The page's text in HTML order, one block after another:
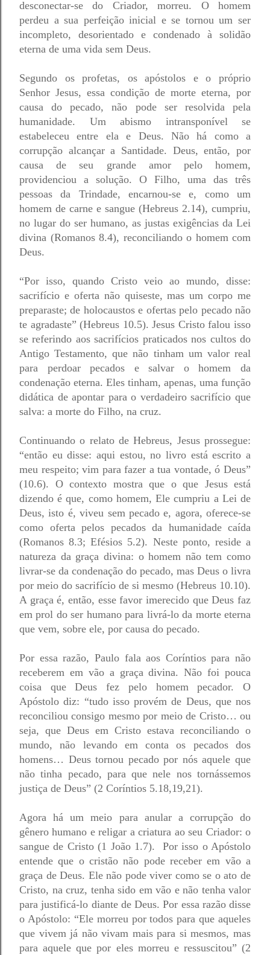
desconectar-se do Criador, morreu. O homem
perdeu a sua perfeição inicial e se tornou um ser
incompleto, desorientado e condenado à solidão
eterna de uma vida sem Deus.
Segundo os profetas, os apóstolos e o próprio
Senhor Jesus, essa condição de morte eterna, por
causa do pecado, não pode ser resolvida pela
humanidade. Um abismo intransponível se
estabeleceu entre ela e Deus. Não há como a
corrupção alcançar a Santidade. Deus, então, por
causa de seu grande amor pelo homem,
providenciou a solução. O Filho, uma das três
pessoas da Trindade, encarnou-se e, como um
homem de carne e sangue (Hebreus 2.14), cumpriu,
no lugar do ser humano, as justas exigências da Lei
divina (Romanos 8.4), reconciliando o homem com
Deus.
“Por isso, quando Cristo veio ao mundo, disse:
sacrifício e oferta não quiseste, mas um corpo me
preparaste; de holocaustos e ofertas pelo pecado não
te agradaste” (Hebreus 10.5). Jesus Cristo falou isso
se referindo aos sacrifícios praticados nos cultos do
Antigo Testamento, que não tinham um valor real
para perdoar pecados e salvar o homem da
condenação eterna. Eles tinham, apenas, uma função
didática de apontar para o verdadeiro sacrifício que
salva: a morte do Filho, na cruz.
Continuando o relato de Hebreus, Jesus prossegue:
“então eu disse: aqui estou, no livro está escrito a
meu respeito; vim para fazer a tua vontade, ó Deus”
(10.6). O contexto mostra que o que Jesus está
dizendo é que, como homem, Ele cumpriu a Lei de
Deus, isto é, viveu sem pecado e, agora, oferece-se
como oferta pelos pecados da humanidade caída
(Romanos 8.3; Efésios 5.2). Neste ponto, reside a
natureza da graça divina: o homem não tem como
livrar-se da condenação do pecado, mas Deus o livra
por meio do sacrifício de si mesmo (Hebreus 10.10).
A graça é, então, esse favor imerecido que Deus faz
em prol do ser humano para livrá-lo da morte eterna
que vem, sobre ele, por causa do pecado.
Por essa razão, Paulo fala aos Coríntios para não
receberem em vão a graça divina. Não foi pouca
coisa que Deus fez pelo homem pecador. O
Apóstolo diz: “tudo isso provém de Deus, que nos
reconciliou consigo mesmo por meio de Cristo… ou
seja, que Deus em Cristo estava reconciliando o
mundo, não levando em conta os pecados dos
homens… Deus tornou pecado por nós aquele que
não tinha pecado, para que nele nos tornássemos
justiça de Deus” (2 Coríntios 5.18,19,21).
Agora há um meio para anular a corrupção do
gênero humano e religar a criatura ao seu Criador: o
sangue de Cristo (1 João 1.7).  Por isso o Apóstolo
entende que o cristão não pode receber em vão a
graça de Deus. Ele não pode viver como se o ato de
Cristo, na cruz, tenha sido em vão e não tenha valor
para justificá-lo diante de Deus. Por essa razão disse
o Apóstolo: “Ele morreu por todos para que aqueles
que vivem já não vivam mais para si mesmos, mas
para aquele que por eles morreu e ressuscitou” (2